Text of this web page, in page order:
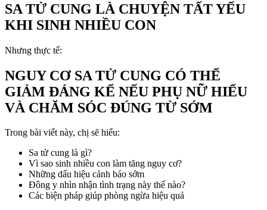
SA TỬ CUNG LÀ CHUYỆN TẤT YẾU
KHI SINH NHIỀU CON
Nhưng thực tế:
NGUY CƠ SA TỬ CUNG CÓ THỂ
GIẢM ĐÁNG KỂ NẾU PHỤ NỮ HIỂU
VÀ CHĂM SÓC ĐÚNG TỪ SỚM
Trong bài viết này, chị sẽ hiểu:
Sa tử cung là gì?
Vì sao sinh nhiều con làm tăng nguy cơ?
Những dấu hiệu cảnh báo sớm
Đông y nhìn nhận tình trạng này thế nào?
Các biện pháp giúp phòng ngừa hiệu quả